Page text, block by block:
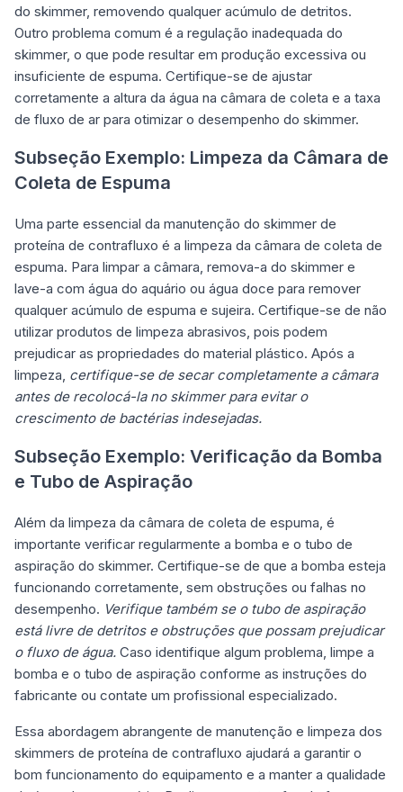
do skimmer, removendo qualquer acúmulo de detritos.
Outro problema comum é a regulação inadequada do
skimmer, o que pode resultar em produção excessiva ou
insuficiente de espuma. Certifique-se de ajustar
corretamente a altura da água na câmara de coleta e a taxa
de fluxo de ar para otimizar o desempenho do skimmer.
Subseção Exemplo: Limpeza da Câmara de
Coleta de Espuma
Uma parte essencial da manutenção do skimmer de
proteína de contrafluxo é a limpeza da câmara de coleta de
espuma. Para limpar a câmara, remova-a do skimmer e
lave-a com água do aquário ou água doce para remover
qualquer acúmulo de espuma e sujeira. Certifique-se de não
utilizar produtos de limpeza abrasivos, pois podem
prejudicar as propriedades do material plástico. Após a
limpeza, certifique-se de secar completamente a câmara
antes de recolocá-la no skimmer para evitar o
crescimento de bactérias indesejadas.
Subseção Exemplo: Verificação da Bomba
e Tubo de Aspiração
Além da limpeza da câmara de coleta de espuma, é
importante verificar regularmente a bomba e o tubo de
aspiração do skimmer. Certifique-se de que a bomba esteja
funcionando corretamente, sem obstruções ou falhas no
desempenho. Verifique também se o tubo de aspiração
está livre de detritos e obstruções que possam prejudicar
o fluxo de água. Caso identifique algum problema, limpe a
bomba e o tubo de aspiração conforme as instruções do
fabricante ou contate um profissional especializado.
Essa abordagem abrangente de manutenção e limpeza dos
skimmers de proteína de contrafluxo ajudará a garantir o
bom funcionamento do equipamento e a manter a qualidade